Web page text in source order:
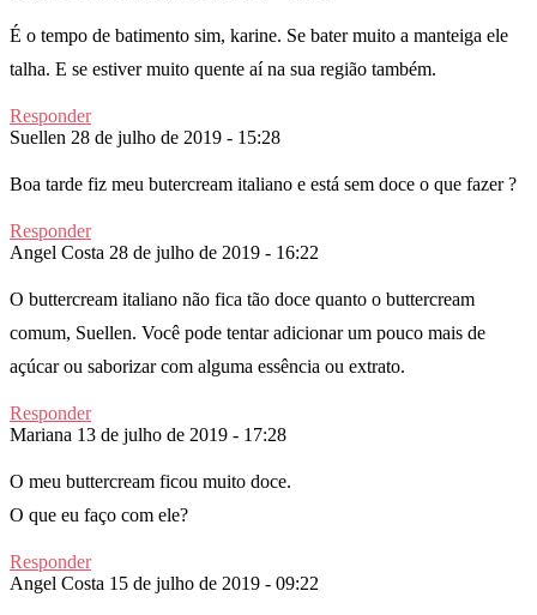
É o tempo de batimento sim, karine. Se bater muito a manteiga ele
talha. E se estiver muito quente aí na sua região também.
Responder
Suellen 28 de julho de 2019 - 15:28
Boa tarde fiz meu butercream italiano e está sem doce o que fazer ?
Responder
Angel Costa 28 de julho de 2019 - 16:22
O buttercream italiano não fica tão doce quanto o buttercream
comum, Suellen. Você pode tentar adicionar um pouco mais de
açúcar ou saborizar com alguma essência ou extrato.
Responder
Mariana 13 de julho de 2019 - 17:28
O meu buttercream ficou muito doce.
O que eu faço com ele?
Responder
Angel Costa 15 de julho de 2019 - 09:22